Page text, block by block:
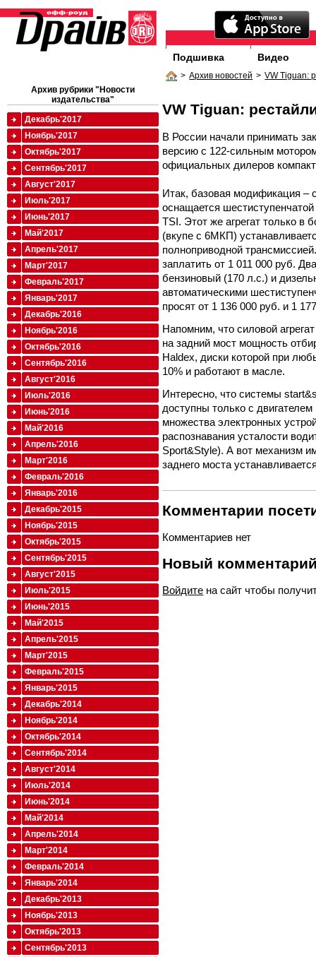
Подшивка Видео
> Архив новостей > VW Tiguan:
VW Tiguan:
В России начали принимать
версию с 122-сильным
официальных дилеров
Итак, базовая модификация –
оснащается
TSI. Этот же агрегат только в
(вкупе с 6МКП)
полноприводной
заплатить от 1 011 000 руб.
бензиновый (170 л.с.) и
автоматическими
просят от 1 136 000 руб. и 1
Напомним, что силовой
на задний мост мощность
Haldex, диски которой при
10% и работают в масле.
Интересно, что системы
доступны только с
множества электронных
распознавания усталости
Sport&Style). А вот механизм
заднего моста
Комментарии
Комментариев нет
Новый
Войдите на сайт чтобы
Архив рубрики "Новости
издательства"
Декабрь'2017
Ноябрь'2017
Октябрь'2017
Сентябрь'2017
Август'2017
Июль'2017
Июнь'2017
Май'2017
Апрель'2017
Март'2017
Февраль'2017
Январь'2017
Декабрь'2016
Ноябрь'2016
Октябрь'2016
Сентябрь'2016
Август'2016
Июль'2016
Июнь'2016
Май'2016
Апрель'2016
Март'2016
Февраль'2016
Январь'2016
Декабрь'2015
Ноябрь'2015
Октябрь'2015
Сентябрь'2015
Август'2015
Июль'2015
Июнь'2015
Май'2015
Апрель'2015
Март'2015
Февраль'2015
Январь'2015
Декабрь'2014
Ноябрь'2014
Октябрь'2014
Сентябрь'2014
Август'2014
Июль'2014
Июнь'2014
Май'2014
Апрель'2014
Март'2014
Февраль'2014
Январь'2014
Декабрь'2013
Ноябрь'2013
Октябрь'2013
Сентябрь'2013